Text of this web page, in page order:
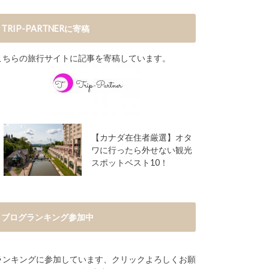
TRIP-PARTNERに寄稿
ちらの旅行サイトに記事を寄稿しています。
【カナダ在住者厳選】オタ
ワに行ったら外せない観光
スポットベスト10！
ブログランキング参加中
ンキングに参加しています、クリックよろしくお願